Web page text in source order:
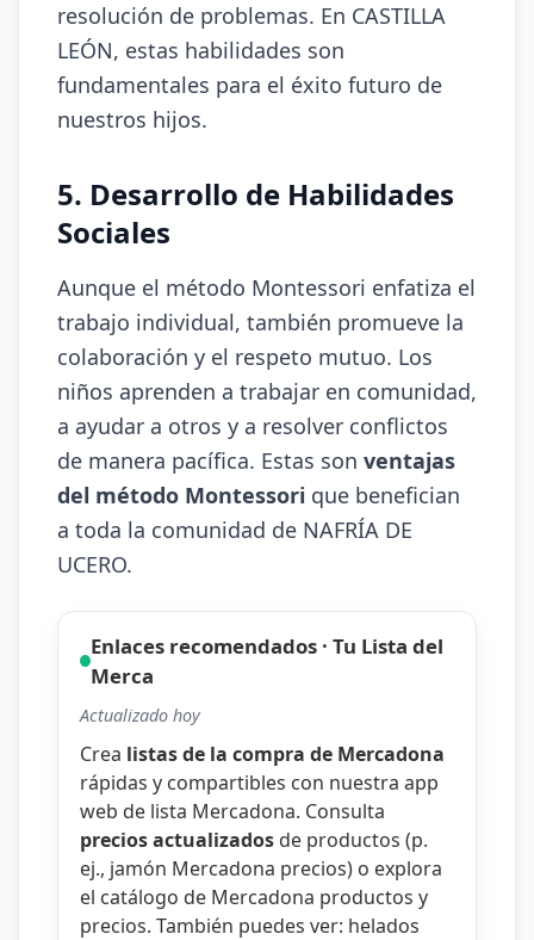
resolución de problemas. En CASTILLA
LEÓN, estas habilidades son
fundamentales para el éxito futuro de
nuestros hijos.
5. Desarrollo de Habilidades
Sociales
Aunque el método Montessori enfatiza el
trabajo individual, también promueve la
colaboración y el respeto mutuo. Los
niños aprenden a trabajar en comunidad,
a ayudar a otros y a resolver conflictos
de manera pacífica. Estas son ventajas
del método Montessori que benefician
a toda la comunidad de NAFRÍA DE
UCERO.
Enlaces recomendados · Tu Lista del
Merca
Actualizado hoy
Crea listas de la compra de Mercadona
rápidas y compartibles con nuestra app
web de lista Mercadona. Consulta
precios actualizados de productos (p.
ej., jamón Mercadona precios) o explora
el catálogo de Mercadona productos y
precios. También puedes ver: helados